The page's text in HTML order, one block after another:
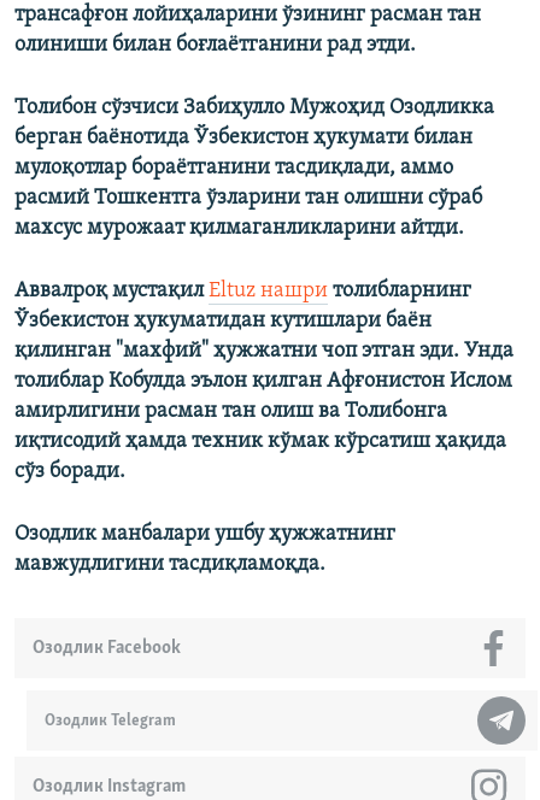
трансафғон лойиҳаларини ўзининг расман тан
олиниши билан боғлаётганини рад этди.
Толибон сўзчиси Забиҳулло Мужоҳид Озодликка
берган баёнотида Ўзбекистон ҳукумати билан
мулоқотлар бораётганини тасдиқлади, аммо
расмий Тошкентга ўзларини тан олишни сўраб
махсус мурожаат қилмаганликларини айтди.
Аввалроқ мустақилEltuz нашри толибларнинг
Ўзбекистон ҳукуматидан кутишлари баён
қилинган "махфий" ҳужжатни чоп этган эди. Унда
толиблар Кобулда эълон қилган Афғонистон Ислом
амирлигини расман тан олиш ва Толибонга
иқтисодий ҳамда техник кўмак кўрсатиш ҳақида
сўз боради.
Озодлик манбалари ушбу ҳужжатнинг
мавжудлигини тасдиқламоқда.
Озодлик Telegram
Озодлик Instagram
Озодлик Facebook